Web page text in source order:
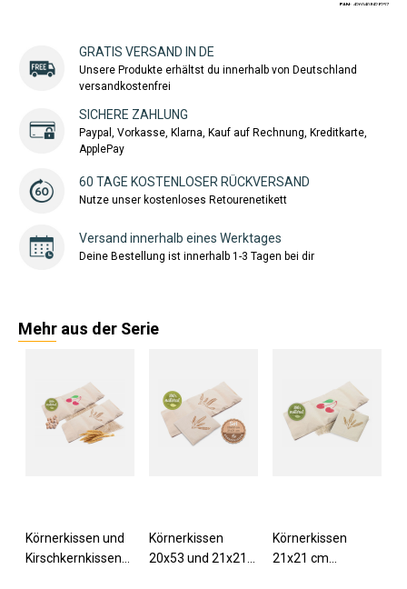
EAN: 4260408428257
GRATIS VERSAND IN DE
Unsere Produkte erhältst du innerhalb von Deutschland
versandkostenfrei
SICHERE ZAHLUNG
Paypal, Vorkasse, Klarna, Kauf auf Rechnung, Kreditkarte,
ApplePay
60 TAGE KOSTENLOSER RÜCKVERSAND
Nutze unser kostenloses Retourenetikett
Versand innerhalb eines Werktages
Deine Bestellung ist innerhalb 1-3 Tagen bei dir
Mehr aus der Serie
Körnerkissen und
Kirschkernkissen
Körnerkissen
20x53 und 21x21
Körnerkissen
21x21 cm